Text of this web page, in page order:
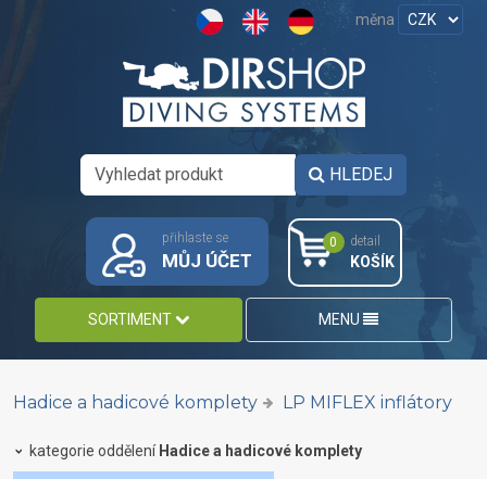
měna
HLEDEJ
přihlaste se
MŮJ ÚČET
0 detail
KOŠÍK
SORTIMENT MENU
Hadice a hadicové komplety LP MIFLEX inflátory
kategorie oddělení Hadice a hadicové komplety